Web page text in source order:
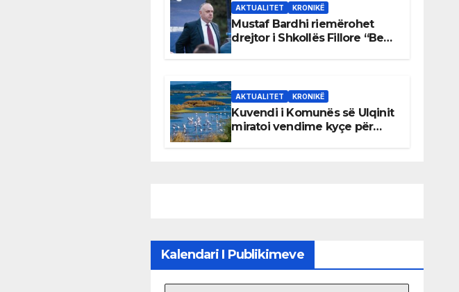
AKTUALITET KRONIKË
Mustaf Bardhi riemërohet
drejtor i Shkollës Fillore “Bedri
AKTUALITET KRONIKË
Kuvendi i Komunës së Ulqinit
miratoi vendime kyçe për
Kalendari I Publikimeve